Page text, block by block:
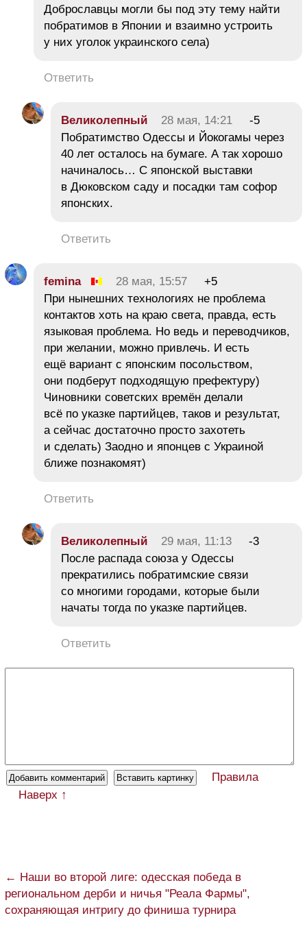
Доброславцы могли бы под эту тему найти
побратимов в Японии и взаимно устроить
у них уголок украинского села)
Ответить
Великолепный 28 мая, 14:21
-5
Побратимство Одессы и Йокогамы через
40 лет осталось на бумаге. А так хорошо
начиналось… С японской выставки
в Дюковском саду и посадки там софор
японских.
Ответить
femina 28 мая, 15:57
+5
При нынешних технологиях не проблема
контактов хоть на краю света, правда, есть
языковая проблема. Но ведь и переводчиков,
при желании, можно привлечь. И есть
ещё вариант с японским посольством,
они подберут подходящую префектуру)
Чиновники советских времён делали
всё по указке партийцев, таков и результат,
а сейчас достаточно просто захотеть
и сделать) Заодно и японцев с Украиной
ближе познакомят)
Ответить
Великолепный 29 мая, 11:13
-3
После распада союза у Одессы
прекратились побратимские связи
со многими городами, которые были
начаты тогда по указке партийцев.
Ответить
Правила
Наверх ↑
← Наши во второй лиге: одесская победа в
региональном дерби и ничья "Реала Фармы",
сохраняющая интригу до финиша турнира